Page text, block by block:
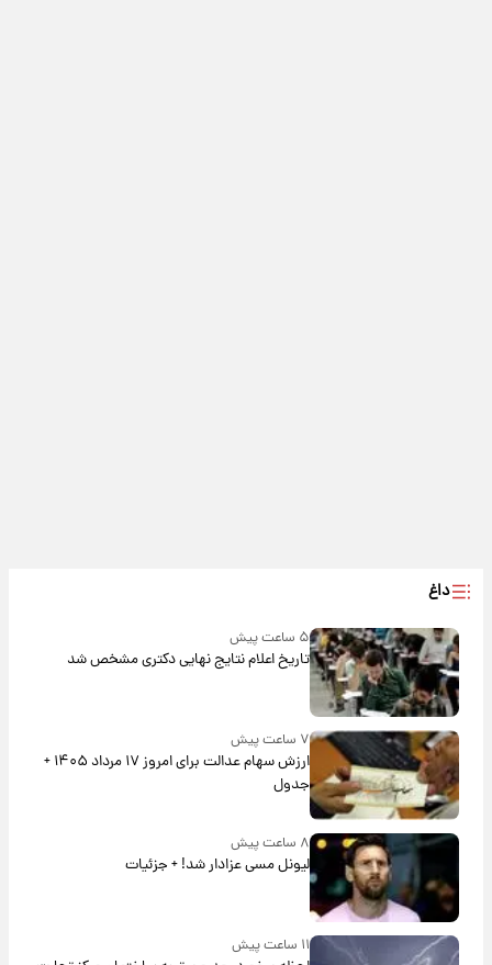
داغ
۵ ساعت پیش
تاریخ اعلام نتایج نهایی دکتری مشخص شد
۷ ساعت پیش
ارزش سهام عدالت برای امروز ۱۷ مرداد ۱۴۰۵ +
جدول
۸ ساعت پیش
لیونل مسی عزادار شد! + جزئیات
۱۱ ساعت پیش